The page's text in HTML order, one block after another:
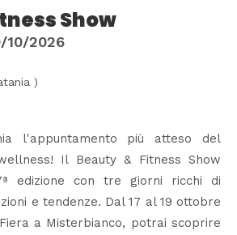
Show
10/2026
)
l'appuntamento più atteso del
Il Beauty & Fitness Show
edizione con tre giorni ricchi di
e tendenze. Dal 17 al 19 ottobre
a Misterbianco, potrai scoprire